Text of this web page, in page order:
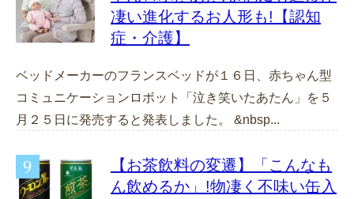
凄い進化するお人形も!【認知
症・介護】
ベッドメーカーのフランスベッドが１６日、赤ちゃん型
コミュニケーションロボット「泣き笑いたあたん」を５
月２５日に発売すると発表しました。 &nbsp...
【お茶飲料の変遷】「こんなも
ん飲めるか」!物凄く不味い缶入